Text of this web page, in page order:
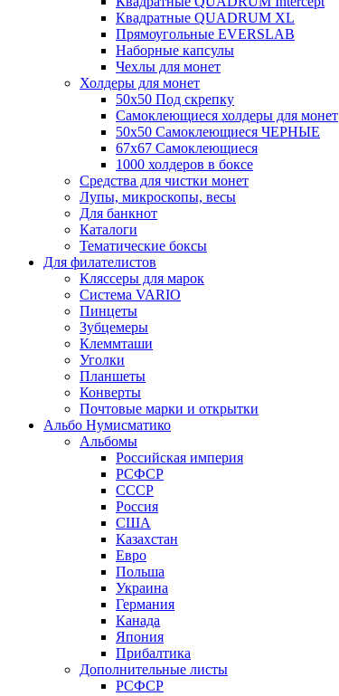
Квадратные QUADRUM XL
Прямоугольные EVERSLAB
Наборные капсулы
Чехлы для монет
Холдеры для монет
50х50 Под скрепку
Самоклеющиеся холдеры для монет
50х50 Самоклеющиеся ЧЕРНЫЕ
67x67 Самоклеющиеся
1000 холдеров в боксе
Средства для чистки монет
Лупы, микроскопы, весы
Для банкнот
Каталоги
Тематические боксы
Для филателистов
Кляссеры для марок
Система VARIO
Пинцеты
Зубцемеры
Клеммташи
Уголки
Планшеты
Конверты
Почтовые марки и открытки
Альбо Нумисматико
Альбомы
Российская империя
РСФСР
СССР
Россия
США
Казахстан
Евро
Польша
Украина
Германия
Канада
Япония
Прибалтика
Дополнительные листы
РСФСР